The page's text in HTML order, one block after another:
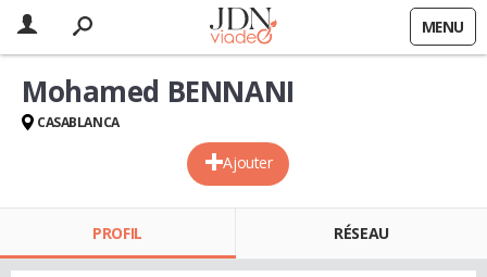
MENU
Ajouter
Mohamed BENNANI
CASABLANCA
PROFIL RÉSEAU